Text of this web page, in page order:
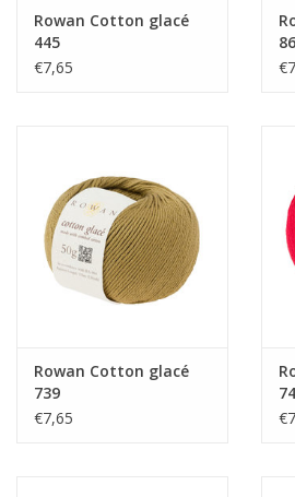
Rowan Cotton glacé
445
€7,65
Rowan Cotton glacé
739
€7,65